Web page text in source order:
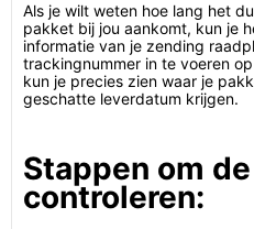
Als je wilt weten hoe lang het
pakket bij jou aankomt, kun je
informatie van je zending
trackingnummer in te voeren
kun je precies zien waar je
geschatte leverdatum krijgen.
Stappen om
controleren: